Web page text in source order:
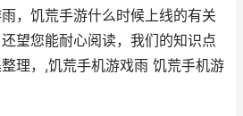
，饥荒手游什么时候上线的有关
望您能耐心阅读，我们的知识点
理，,饥荒手机游戏雨 饥荒手机游